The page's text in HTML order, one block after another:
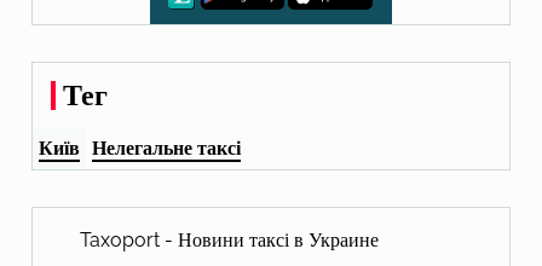
Тег
Київ Нелегальне таксі
Taxoport - Новини таксі в Украине